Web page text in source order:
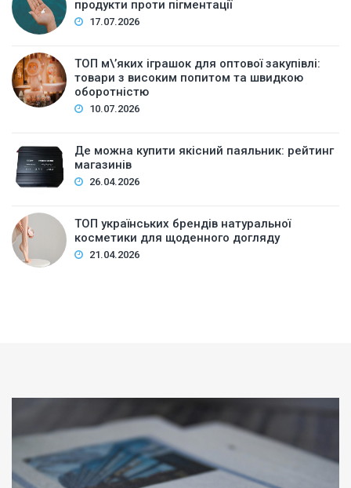
продукти проти пігментації
17.07.2026
ТОП м\’яких іграшок для оптової закупівлі:
товари з високим попитом та швидкою
оборотністю
10.07.2026
Де можна купити якісний паяльник: рейтинг
магазинів
26.04.2026
ТОП українських брендів натуральної
косметики для щоденного догляду
21.04.2026